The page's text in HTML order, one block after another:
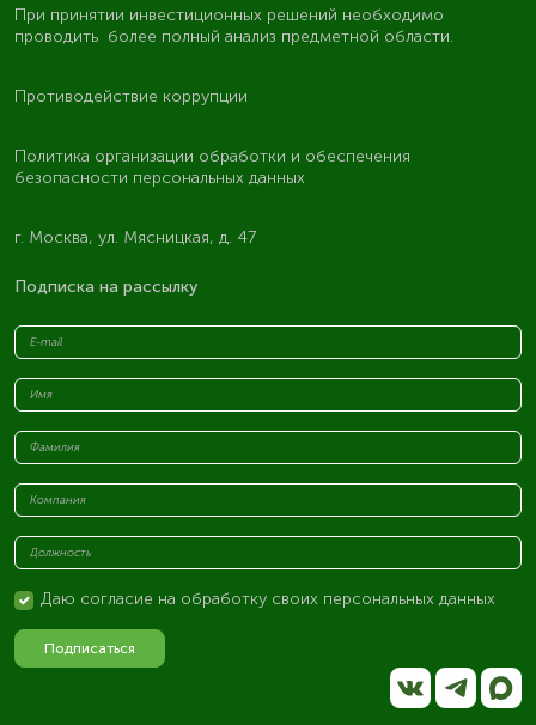
При принятии инвестиционных решений необходимо
проводить более полный анализ предметной области.
Противодействие коррупции
Политика организации обработки и обеспечения
безопасности персональных данных
г. Москва, ул. Мясницкая, д. 47
Подписка на рассылку
Даю согласие на обработку своих персональных данных